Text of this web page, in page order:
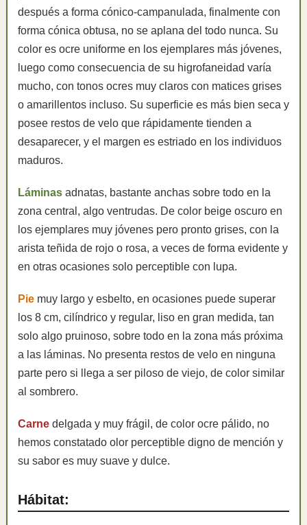
después a forma cónico-campanulada, finalmente con
forma cónica obtusa, no se aplana del todo nunca. Su
color es ocre uniforme en los ejemplares más jóvenes,
luego como consecuencia de su higrofaneidad varía
mucho, con tonos ocres muy claros con matices grises
o amarillentos incluso. Su superficie es más bien seca y
posee restos de velo que rápidamente tienden a
desaparecer, y el margen es estriado en los individuos
maduros.
Láminas adnatas, bastante anchas sobre todo en la
zona central, algo ventrudas. De color beige oscuro en
los ejemplares muy jóvenes pero pronto grises, con la
arista teñida de rojo o rosa, a veces de forma evidente y
en otras ocasiones solo perceptible con lupa.
Pie muy largo y esbelto, en ocasiones puede superar
los 8 cm, cilíndrico y regular, liso en gran medida, tan
solo algo pruinoso, sobre todo en la zona más próxima
a las láminas. No presenta restos de velo en ninguna
parte pero si llega a ser piloso de viejo, de color similar
al sombrero.
Carne delgada y muy frágil, de color ocre pálido, no
hemos constatado olor perceptible digno de mención y
su sabor es muy suave y dulce.
Hábitat: